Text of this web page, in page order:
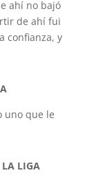
ahí no bajó
de ahí fui
confianza, y
uno que le
LA LIGA